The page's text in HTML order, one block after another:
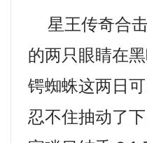
星王传奇合击
的两只眼睛在
锷蜘蛛这两日
忍不住抽动了